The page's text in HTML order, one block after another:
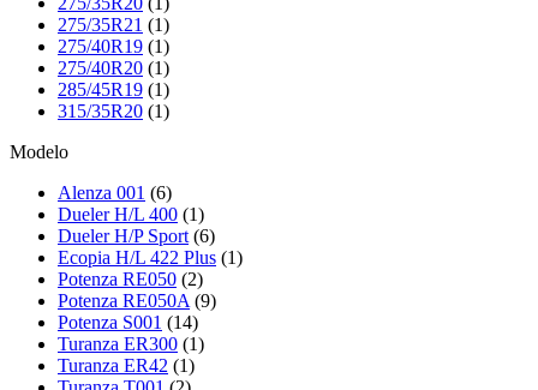
275/35R21 (1)
275/40R19 (1)
275/40R20 (1)
285/45R19 (1)
315/35R20 (1)
Modelo
Alenza 001 (6)
Dueler H/L 400 (1)
Dueler H/P Sport (6)
Ecopia H/L 422 Plus (1)
Potenza RE050 (2)
Potenza RE050A (9)
Potenza S001 (14)
Turanza ER300 (1)
Turanza ER42 (1)